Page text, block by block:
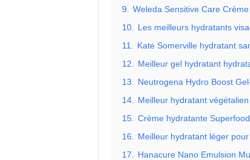
9. Weleda Sensitive Care
10. Les meilleurs hydratants
11. Kate Somerville hydratant
12. Meilleur gel hydratant
13. Neutrogena Hydro Boost
14. Meilleur hydratant végétalien
15. Crème hydratante
16. Meilleur hydratant léger
17. Hanacure Nano Emulsion